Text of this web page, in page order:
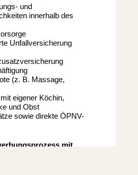
und
innerhalb des
Unfallversicherung
(z. B. Massage,
eigener Köchin,
und Obst
sowie direkte ÖPNV-
mit